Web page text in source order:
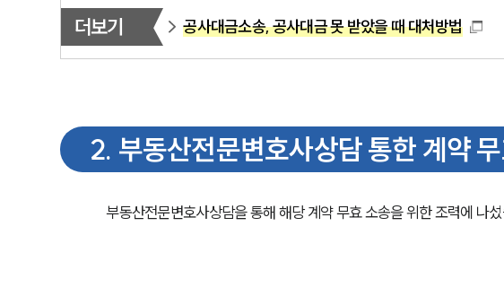
더보기 공사대금소송, 공사대금 못 받았을 때 대처방법
2. 부동산전문변호사상담 통한 계약
부동산전문변호사상담을 통해 해당 계약 무효 소송을 위한 조력에 나